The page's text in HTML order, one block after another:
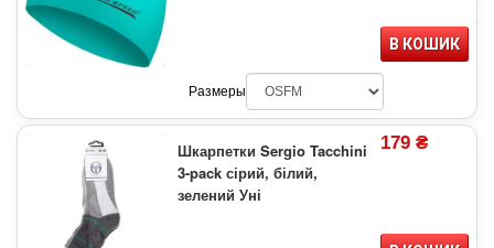
В КОШИК
Размеры
Шкарпетки Sergio Tacchini
3-pack сірий, білий,
зелений Уні
179 ₴